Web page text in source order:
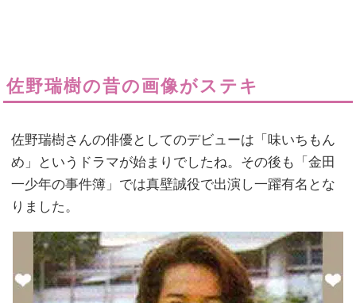
佐野瑞樹の昔の画像がステキ
佐野瑞樹さんの俳優としてのデビューは「味いちもん
め」というドラマが始まりでしたね。その後も「金田
一少年の事件簿」では真壁誠役で出演し一躍有名とな
りました。